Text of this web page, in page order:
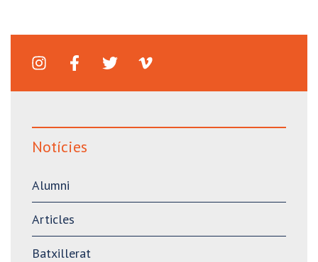
Notícies
Alumni
Articles
Batxillerat